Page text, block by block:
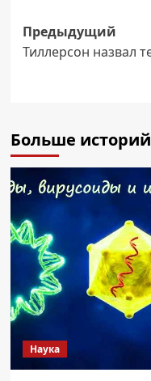
Навигация
записи
Предыдущий
Тиллерсон назвал
Больше историй
Наука